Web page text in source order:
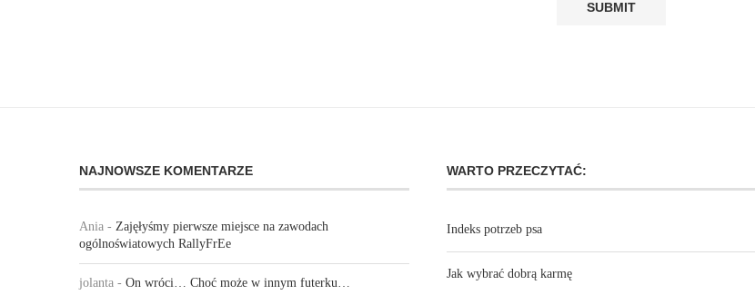
NAJNOWSZE KOMENTARZE
Ania - Zajęłyśmy pierwsze miejsce na zawodach
ogólnoświatowych RallyFrEe
jolanta - On wróci… Choć może w innym futerku…
WARTO PRZECZYTAĆ:
Indeks potrzeb psa
Jak wybrać dobrą karmę